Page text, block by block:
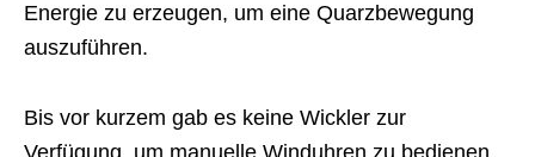
Energie zu erzeugen, um eine Quarzbewegung
auszuführen.
Bis vor kurzem gab es keine Wickler zur
Verfügung, um manuelle Winduhren zu bedienen.